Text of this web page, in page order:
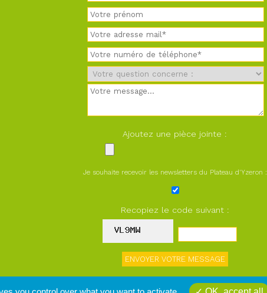
Ajoutez une pièce jointe :
Je souhaite recevoir les newsletters du Plateau d'Yzeron :
Recopiez le code suivant :